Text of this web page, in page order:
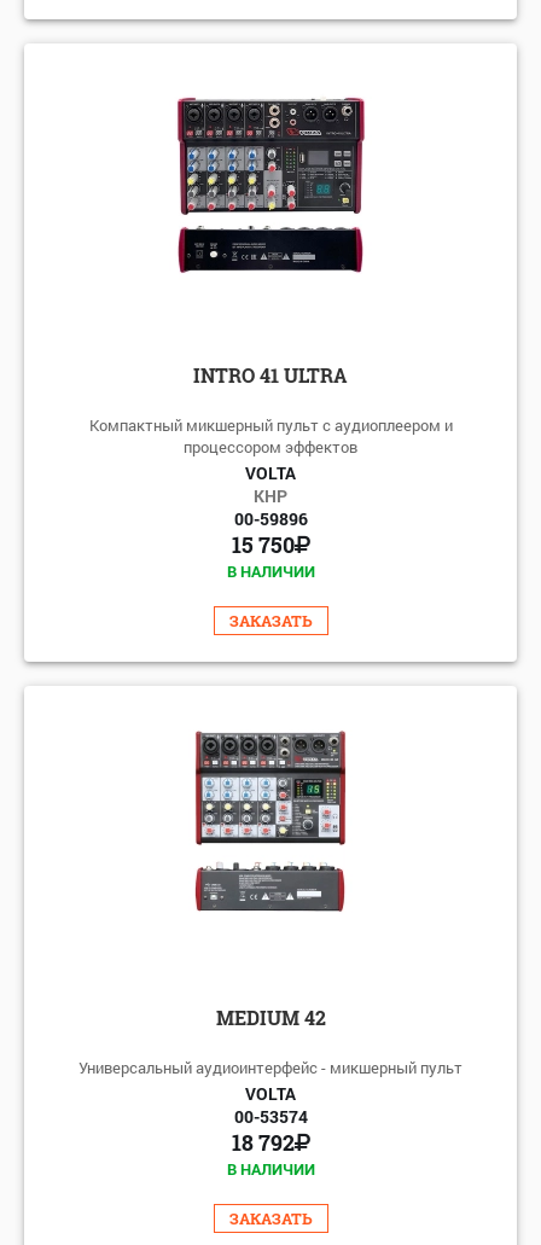
INTRO 41 ULTRA
Компактный микшерный пульт с аудиоплеером и
процессором эффектов
VOLTA
КНР
00-59896
15 750
В НАЛИЧИИ
ЗАКАЗАТЬ
MEDIUM 42
Универсальный аудиоинтерфейс - микшерный пульт
VOLTA
00-53574
18 792
В НАЛИЧИИ
ЗАКАЗАТЬ